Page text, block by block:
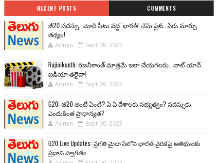
RECENT POSTS COMMENTS
జీ20 సదస్సు.. మోదీ సీటు వద్ద ‘భారత్’ నేమ్ ప్లేట్‌.. పేరు మార్పు
తథ్యం!
Admin Sept 09, 2023
Rajinikanth: రజనీకాంత్ మాత్రమే ఇలా చేయగలరు.. వాట్ యాన్
ఐడియా తలైవా!
Admin Sept 09, 2023
G20: జీ20 అంటే ఏంటి? ఏ ఏ దేశాలకు సభ్యత్వం? సదస్సుకు
ఎందుకింత ప్రాధాన్యత?
Admin Sept 09, 2023
G20 Live Updates: ప్రగతి మైదాన్‌లోని భారత్ వైదికపై అతిథులకు
ప్రధాని స్వాగతం